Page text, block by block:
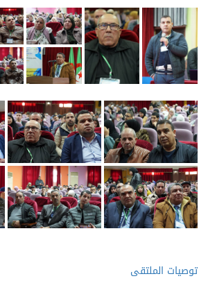
توصيات الملتقى